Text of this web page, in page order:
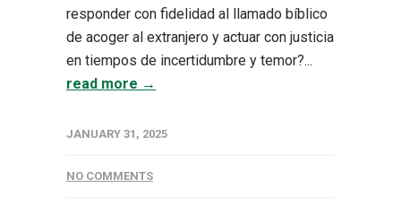
responder con fidelidad al llamado bíblico
de acoger al extranjero y actuar con justicia
en tiempos de incertidumbre y temor?...
read more →
JANUARY 31, 2025
NO COMMENTS